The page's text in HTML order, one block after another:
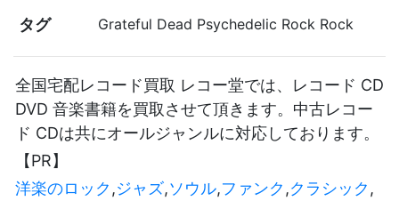
タグ Grateful Dead Psychedelic Rock Rock
全国宅配レコード買取 レコー堂では、レコード CD
DVD 音楽書籍を買取させて頂きます。中古レコー
ド CDは共にオールジャンルに対応しております。
【PR】
洋楽のロック ,ジャズ,ソウル,ファンク ,クラシック ,